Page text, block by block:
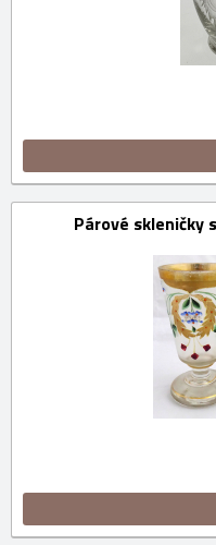
Párové skleničky